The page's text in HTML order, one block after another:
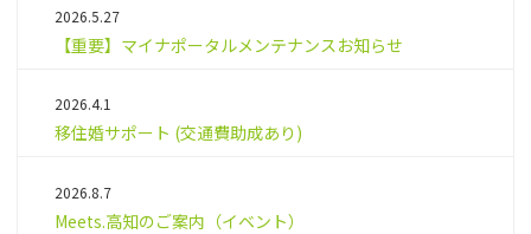
2026.5.27
【重要】マイナポータルメンテナンスお知らせ
2026.4.1
移住婚サポート (交通費助成あり)
2026.8.7
Meets.高知のご案内（イベント）